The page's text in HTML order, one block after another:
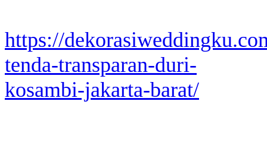
https://
tenda-transparan-duri-
kosambi-jakarta-barat/